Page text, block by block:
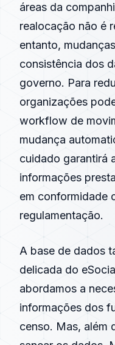
áreas da
realocação não é
entanto,
consistência dos
governo. Para
organizações
workflow de
mudança
cuidado garantirá
informações
em conformidade
regulamentação.
A base de dados
delicada do
abordamos a
informações dos
censo. Mas, além